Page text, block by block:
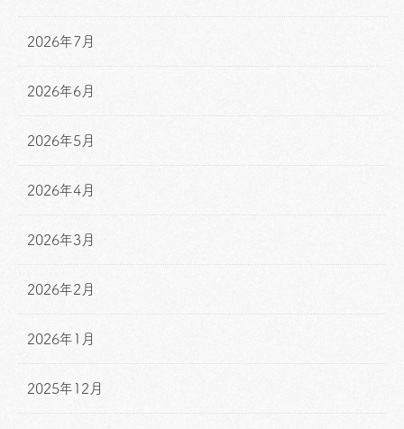
2026年7月
2026年6月
2026年5月
2026年4月
2026年3月
2026年2月
2026年1月
2025年12月